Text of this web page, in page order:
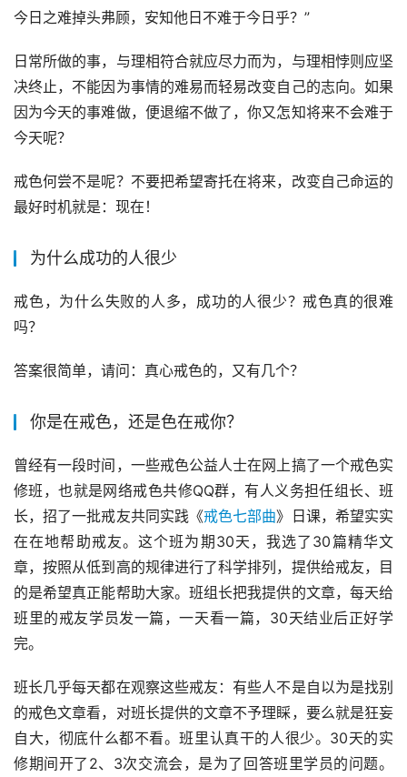
今日之难掉头弗顾，安知他日不难于今日乎？”
日常所做的事，与理相符合就应尽力而为，与理相悖则应坚
决终止，不能因为事情的难易而轻易改变自己的志向。如果
因为今天的事难做，便退缩不做了，你又怎知将来不会难于
今天呢？
戒色何尝不是呢？不要把希望寄托在将来，改变自己命运的
最好时机就是：现在！
为什么成功的人很少
戒色，为什么失败的人多，成功的人很少？戒色真的很难
吗？
答案很简单，请问：真心戒色的，又有几个？
你是在戒色，还是色在戒你？
曾经有一段时间，一些戒色公益人士在网上搞了一个戒色实
修班，也就是网络戒色共修QQ群，有人义务担任组长、班
长，招了一批戒友共同实践《戒色七部曲》日课，希望实实
在在地帮助戒友。这个班为期30天，我选了30篇精华文
章，按照从低到高的规律进行了科学排列，提供给戒友，目
的是希望真正能帮助大家。班组长把我提供的文章，每天给
班里的戒友学员发一篇，一天看一篇，30天结业后正好学
完。
班长几乎每天都在观察这些戒友：有些人不是自以为是找别
的戒色文章看，对班长提供的文章不予理睬，要么就是狂妄
自大，彻底什么都不看。班里认真干的人很少。30天的实
修期间开了2、3次交流会，是为了回答班里学员的问题。